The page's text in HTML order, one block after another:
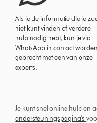
Als je de informatie die je
niet kunt vinden of verdere
hulp nodig hebt, kun je via
WhatsApp in contact worden
gebracht met een van onze
experts.
Je kunt snel online hulp en
ondersteuningspagina's